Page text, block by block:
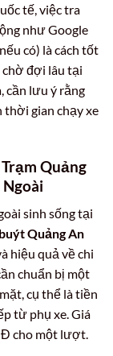
tế, việc tra
như Google
có) là cách tốt
chờ đợi lâu tại
cần lưu ý rằng
gian chạy xe
Quảng
sinh sống tại
Quảng An
hiệu quả về chi
chuẩn bị một
cụ thể là tiền
từ phụ xe. Giá
cho một lượt.